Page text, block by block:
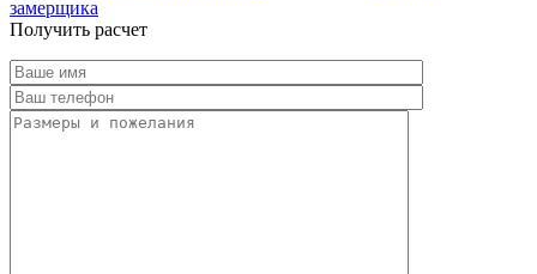
замерщика
Получить расчет